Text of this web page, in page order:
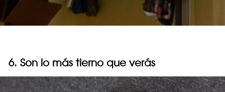
6. Son lo más tierno que verás